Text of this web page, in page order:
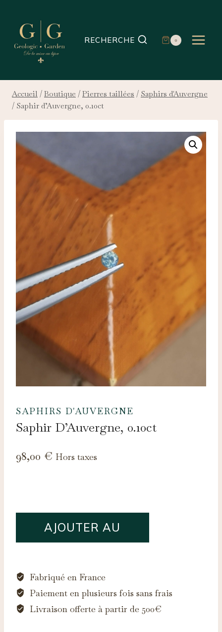
contenu
RECHERCHE 0
Accueil / Boutique / Pierres taillées / Saphirs d'Auvergne
/ Saphir d’Auvergne, 0.10ct
SAPHIRS D'AUVERGNE
Saphir D’Auvergne, 0.10ct
98,00 € Hors taxes
0.10ct
AJOUTER AU
Fabriqué en France
Paiement en plusieurs fois sans frais
Livraison offerte à partir de 500€